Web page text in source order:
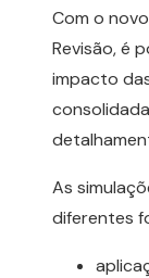
Com o
Revisão, é
impacto
As
diferentes